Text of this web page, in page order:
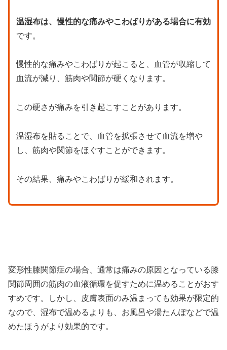
温湿布は、慢性的な痛みやこわばりがある場合に有効
です。
慢性的な痛みやこわばりが起こると、血管が収縮して
血流が減り、筋肉や関節が硬くなります。
この硬さが痛みを引き起こすことがあります。
温湿布を貼ることで、血管を拡張させて血流を増や
し、筋肉や関節をほぐすことができます。
その結果、痛みやこわばりが緩和されます。
変形性膝関節症の場合、通常は痛みの原因となっている膝
関節周囲の筋肉の血液循環を促すために温めることがおす
すめです。しかし、皮膚表面のみ温まっても効果が限定的
なので、湿布で温めるよりも、お風呂や湯たんぽなどで温
めたほうがより効果的です。